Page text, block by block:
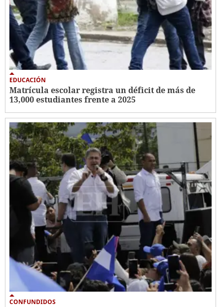
EDUCACIÓN
Matrícula escolar registra un déficit de más de
13,000 estudiantes frente a 2025
CONFUNDIDOS